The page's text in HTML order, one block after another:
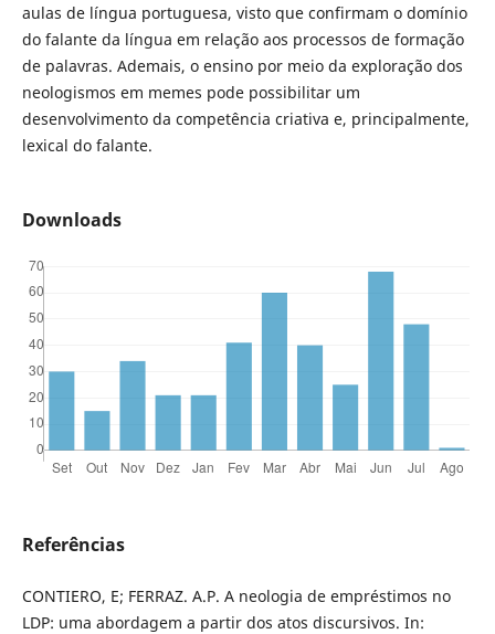
aulas de língua portuguesa, visto que confirmam o domínio
do falante da língua em relação aos processos de formação
de palavras. Ademais, o ensino por meio da exploração dos
neologismos em memes pode possibilitar um
desenvolvimento da competência criativa e, principalmente,
lexical do falante.
Downloads
Referências
CONTIERO, E; FERRAZ. A.P. A neologia de empréstimos no
LDP: uma abordagem a partir dos atos discursivos. In: